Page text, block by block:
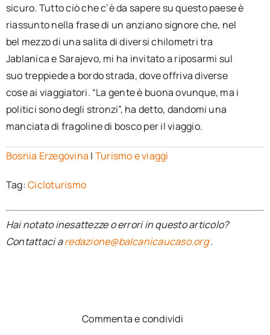
sicuro. Tutto ciò che c’è da sapere su questo paese è
riassunto nella frase di un anziano signore che, nel
bel mezzo di una salita di diversi chilometri tra
Jablanica e Sarajevo, mi ha invitato a riposarmi sul
suo treppiede a bordo strada, dove offriva diverse
cose ai viaggiatori. “La gente è buona ovunque, ma i
politici sono degli stronzi”, ha detto, dandomi una
manciata di fragoline di bosco per il viaggio.
Bosnia Erzegovina | Turismo e viaggi
Tag:Cicloturismo
Hai notato inesattezze o errori in questo articolo?
Contattaci aredazione@balcanicaucaso.org.
Commenta e condividi